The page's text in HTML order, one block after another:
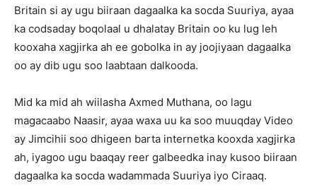
Britain si ay ugu biiraan dagaalka ka socda Suuriya, ayaa
ka codsaday boqolaal u dhalatay Britain oo ku lug leh
kooxaha xagjirka ah ee gobolka in ay joojiyaan dagaalka
oo ay dib ugu soo laabtaan dalkooda.
Mid ka mid ah wiilasha Axmed Muthana, oo lagu
magacaabo Naasir, ayaa waxa uu ka soo muuqday Video
ay Jimcihii soo dhigeen barta internetka kooxda xagjirka
ah, iyagoo ugu baaqay reer galbeedka inay kusoo biiraan
dagaalka ka socda wadammada Suuriya iyo Ciraaq.